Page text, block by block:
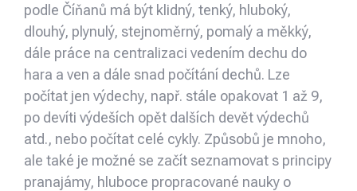
podle Číňanů má být klidný, tenký, hluboký,
dlouhý, plynulý, stejnoměrný, pomalý a měkký,
dále práce na centralizaci vedením dechu do
hara a ven a dále snad počítání dechů. Lze
počítat jen výdechy, např. stále opakovat 1 až 9,
po devíti výdeších opět dalších devět výdechů
atd., nebo počítat celé cykly. Způsobů je mnoho,
ale také je možné se začít seznamovat s principy
pranajámy, hluboce propracované nauky o